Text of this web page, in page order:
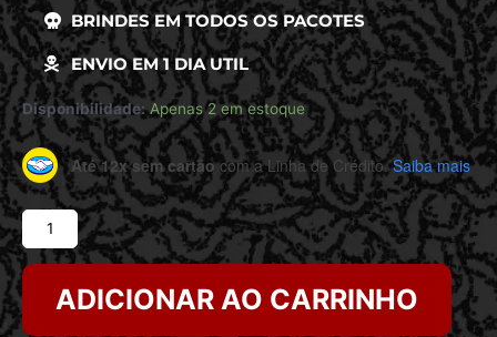
BRINDES EM TODOS OS PACOTES
ENVIO EM 1 DIA UTIL
Disponibilidade: Apenas 2 em estoque
Até 12x sem cartãocom a Linha de Crédito. Saiba mais
ADICIONAR AO CARRINHO